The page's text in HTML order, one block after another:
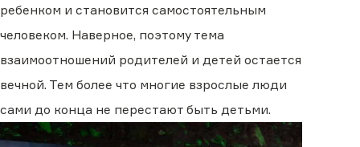
ребенком и становится самостоятельным
человеком. Наверное, поэтому тема
взаимоотношений родителей и детей остается
вечной. Тем более что многие взрослые люди
сами до конца не перестают быть детьми.